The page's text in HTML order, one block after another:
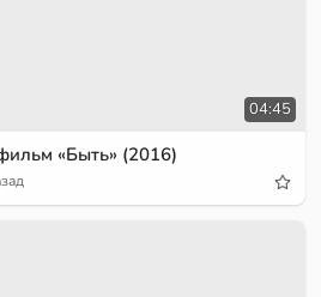
04:45
«Быть» (2016)